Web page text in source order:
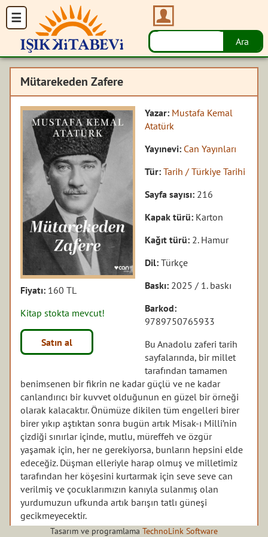
Mütarekeden Zafere
Fiyatı: 160 TL
Kitap stokta mevcut!
Satın al
Yazar: Mustafa Kemal
Atatürk
Yayınevi: Can Yayınları
Tür:Tarih / Türkiye Tarihi
Sayfa sayısı: 216
Kapak türü: Karton
Kağıt türü: 2. Hamur
Dil:Türkçe
Baskı: 2025 / 1. baskı
Barkod:
9789750765933
Bu Anadolu zaferi tarih
sayfalarında, bir millet
tarafından tamamen
benimsenen bir fikrin ne kadar güçlü ve ne kadar
canlandırıcı bir kuvvet olduğunun en güzel bir örneği
olarak kalacaktır. Önümüze dikilen tüm engelleri birer
birer yıkıp aştıktan sonra bugün artık Misak-ı Milli’nin
çizdiği sınırlar içinde, mutlu, müreffeh ve özgür
yaşamak için, her ne gerekiyorsa, bunların hepsini elde
edeceğiz. Düşman elleriyle harap olmuş ve milletimiz
tarafından her köşesini kurtarmak için seve seve can
verilmiş ve çocuklarımızın kanıyla sulanmış olan
yurdumuzun ufkunda artık barışın tatlı güneşi
gecikmeyecektir.
Tasarım ve programlama TechnoLink Software